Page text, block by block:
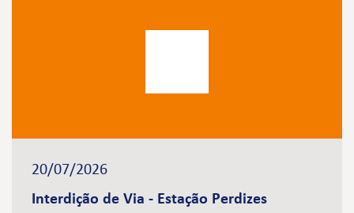
20/07/2026
Interdição de Via - Estação Perdizes